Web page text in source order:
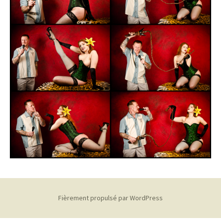
Fièrement propulsé par WordPress